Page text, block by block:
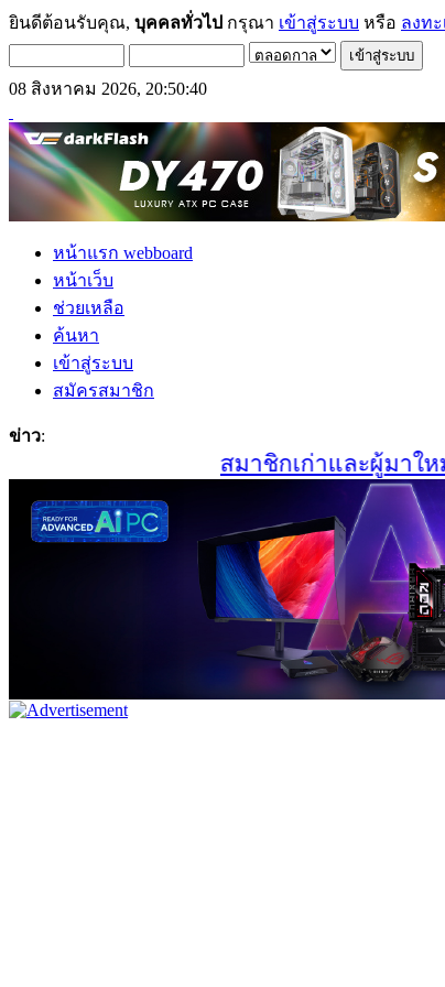
ยินดีต้อนรับคุณ, บุคคลทั่วไป กรุณา เข้าสู่ระบบ หรือ ลงท
08 สิงหาคม 2026, 20:50:40
หน้าแรก webboard
หน้าเว็บ
ช่วยเหลือ
ค้นหา
เข้าสู่ระบบ
สมัครสมาชิก
ข่าว:
สมาชิกเก่าและผู้มาให